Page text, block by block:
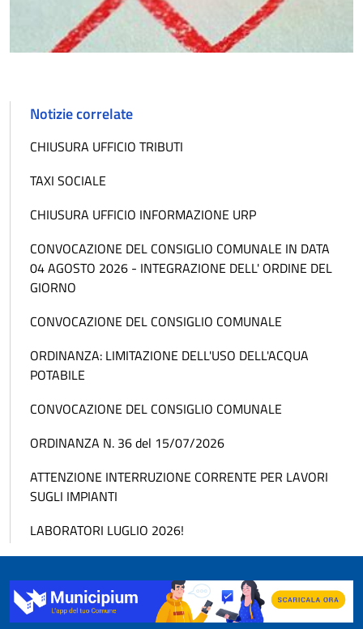
Notizie correlate
CHIUSURA UFFICIO TRIBUTI
TAXI SOCIALE
CHIUSURA UFFICIO INFORMAZIONE URP
CONVOCAZIONE DEL CONSIGLIO COMUNALE IN DATA
04 AGOSTO 2026 - INTEGRAZIONE DELL' ORDINE DEL
GIORNO
CONVOCAZIONE DEL CONSIGLIO COMUNALE
ORDINANZA: LIMITAZIONE DELL'USO DELL'ACQUA
POTABILE
CONVOCAZIONE DEL CONSIGLIO COMUNALE
ORDINANZA N. 36 del 15/07/2026
ATTENZIONE INTERRUZIONE CORRENTE PER LAVORI
SUGLI IMPIANTI
LABORATORI LUGLIO 2026!